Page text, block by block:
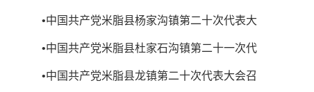
•中国共产党米脂县杨家沟镇第二十次代表大
•中国共产党米脂县杜家石沟镇第二十一次代
•中国共产党米脂县龙镇第二十次代表大会召